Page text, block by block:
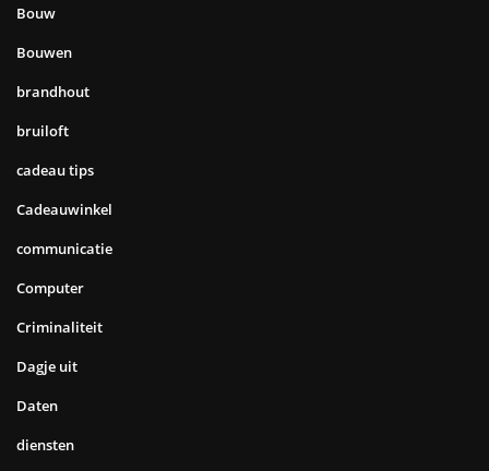
Bouw
Bouwen
brandhout
bruiloft
cadeau tips
Cadeauwinkel
communicatie
Computer
Criminaliteit
Dagje uit
Daten
diensten